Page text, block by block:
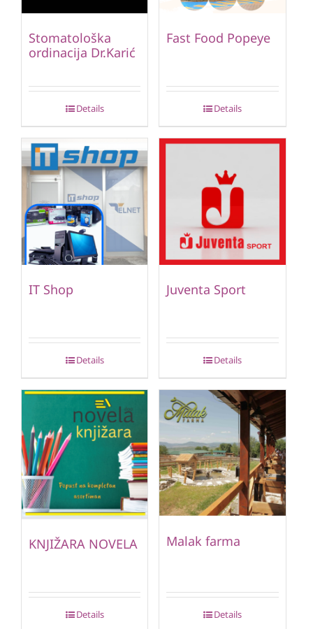
Stomatološka
ordinacija Dr.Karić
Details
Fast Food Popeye
Details
IT Shop
Details
Juventa Sport
Details
KNJIŽARA NOVELA
Details
Malak farma
Details